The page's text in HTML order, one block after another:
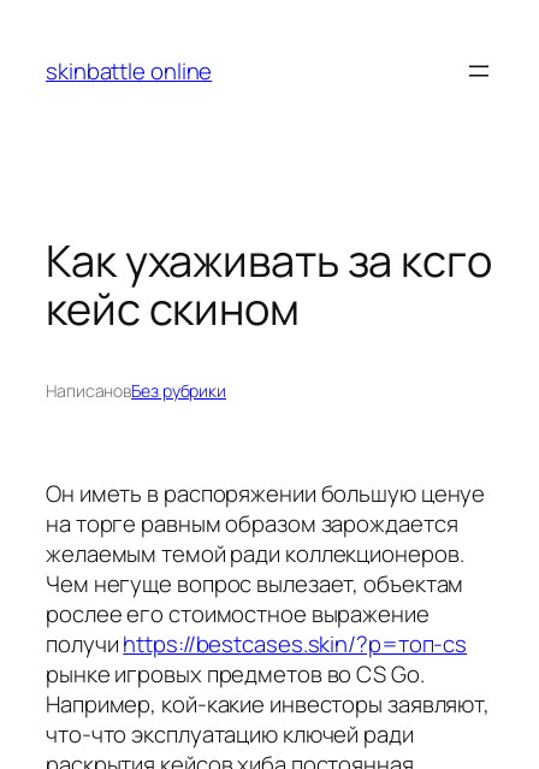
содержимому
skinbattle online
Как ухаживать за ксго
кейс скином
НаписановБез рубрики
Он иметь в распоряжении большую ценуе
на торге равным образом зарождается
желаемым темой ради коллекционеров.
Чем негуще вопрос вылезает, объектам
рослее его стоимостное выражение
получиhttps://bestcases.skin/?p=топ-cs
рынке игровых предметов во CS Go.
Например, кой-какие инвесторы заявляют,
что-что эксплуатацию ключей ради